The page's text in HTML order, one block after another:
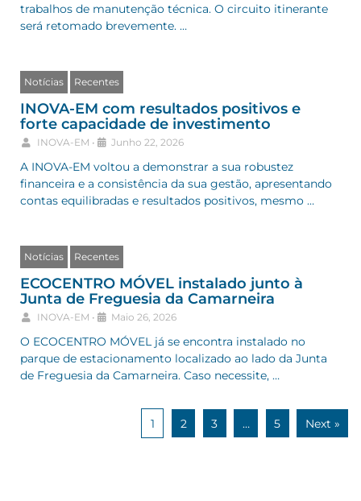
trabalhos de manutenção técnica. O circuito itinerante
será retomado brevemente. …
Notícias Recentes
INOVA-EM com resultados positivos e
forte capacidade de investimento
INOVA-EM • Junho 22, 2026
A INOVA-EM voltou a demonstrar a sua robustez
financeira e a consistência da sua gestão, apresentando
contas equilibradas e resultados positivos, mesmo …
Notícias Recentes
ECOCENTRO MÓVEL instalado junto à
Junta de Freguesia da Camarneira
INOVA-EM • Maio 26, 2026
O ECOCENTRO MÓVEL já se encontra instalado no
parque de estacionamento localizado ao lado da Junta
de Freguesia da Camarneira. Caso necessite, …
1 2 3 … 5 Next »